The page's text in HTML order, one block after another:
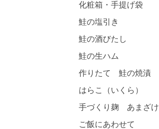
化粧箱・手提げ袋
鮭の塩引き
鮭の酒びたし
鮭の生ハム
作りたて 鮭の焼漬
はらこ（いくら）
手づくり麹 あまざけ
ご飯にあわせて